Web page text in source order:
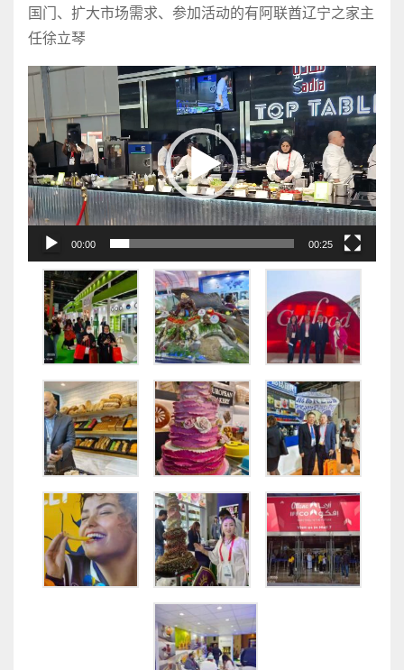
国门、扩大市场需求、参加活动的有阿联酋辽宁之家主
任徐立琴
视
播
放
器
00:00 00:25